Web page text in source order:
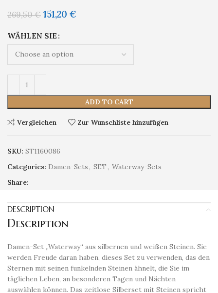
269,50€ 151,20 €
WÄHLEN SIE
ADD TO CART
Vergleichen Zur Wunschliste hinzufügen
SKU: ST1160086
Categories: Damen-Sets, SET, Waterway-Sets
Share:
DESCRIPTION
Description
Damen-Set „Waterway“ aus silbernen und weißen Steinen. Sie
werden Freude daran haben, dieses Set zu verwenden, das den
Sternen mit seinen funkelnden Steinen ähnelt, die Sie im
täglichen Leben, an besonderen Tagen und Nächten
auswählen können. Das zeitlose Silberset mit Steinen spricht